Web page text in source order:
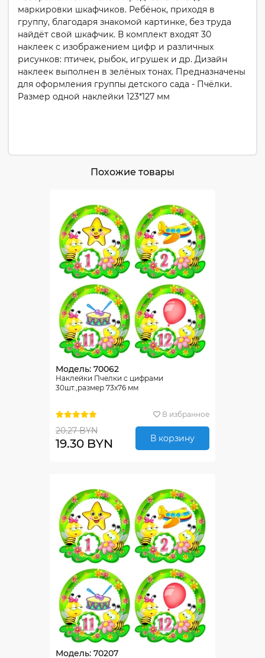
маркировки шкафчиков. Ребёнок, приходя в
группу, благодаря знакомой картинке, без труда
найдёт свой шкафчик. В комплект входят 30
наклеек с изображением цифр и различных
рисунков: птичек, рыбок, игрушек и др. Дизайн
наклеек выполнен в зелёных тонах. Предназначены
для оформления группы детского сада - Пчёлки.
Размер одной наклейки 123*127 мм
Похожие товары
Модель: 70062
Наклейки Пчелки с цифрами
30шт.,размер 73х76 мм
В избранное
20.27 BYN
19.30 BYN В корзину
Модель: 70207